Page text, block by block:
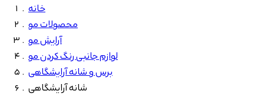
خانه
محصولات مو
آرایش مو
لوازم جانبی رنگ کردن مو
برس و شانه آرایشگاهی
شانه آرایشگاهی